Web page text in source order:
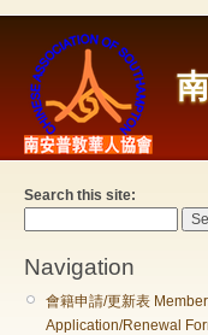
Search this site:
Navigation
會籍申請/更新表
Application/Renewal